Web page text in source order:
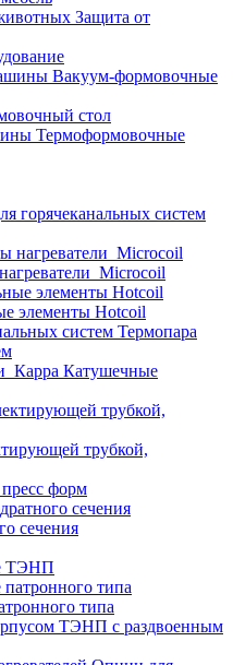
Защита от
Вакуум-формовочные
стол
Термоформовочные
горячеканальных систем
элементы Hotcoil
Термопара
Катушечные
трубкой,
форм
сечения
сечения
ТЭНП
типа
ТЭНП с раздвоенным